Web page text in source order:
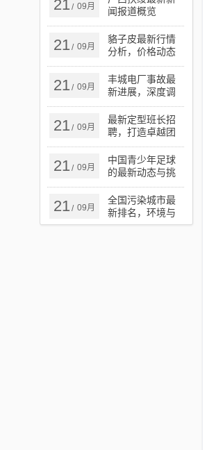
21 / 09月
闻报道概览
21 / 09月
貉子皮最新行情
分析，价格动态
与市场趋势探讨
21 / 09月
丰城电厂事故最
新进展，深度调
查及后续处理措
施更新
21 / 09月
最新定型班长招
聘，打造卓越团
队的核心力量
21 / 09月
中国青少年足球
的最新动态与挑
战
21 / 09月
全国污染城市最
新排名，环境与
健康警钟长鸣的